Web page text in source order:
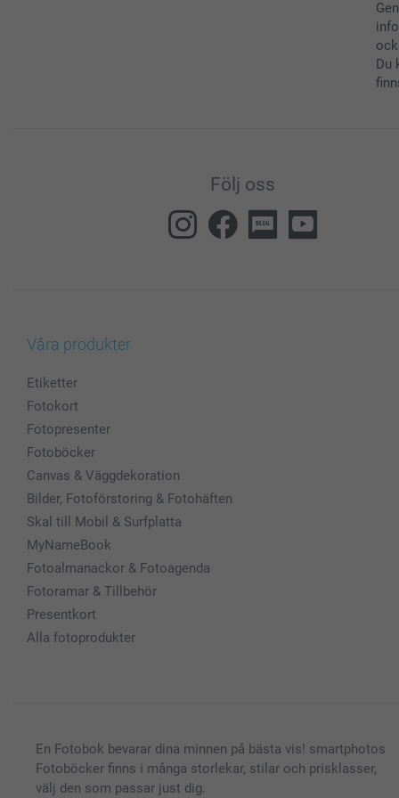
Du
Följ oss
Våra produkter
Etiketter
Fotokort
Fotopresenter
Fotoböcker
Canvas & Väggdekoration
Bilder, Fotoförstoring & Fotohäften
Skal till Mobil & Surfplatta
MyNameBook
Fotoalmanackor & Fotoagenda
Fotoramar & Tillbehör
Presentkort
Alla fotoprodukter
En Fotobok bevarar dina minnen på bästa vis! smartphotos
Fotoböcker finns i många storlekar, stilar och prisklasser,
välj den som passar just dig.